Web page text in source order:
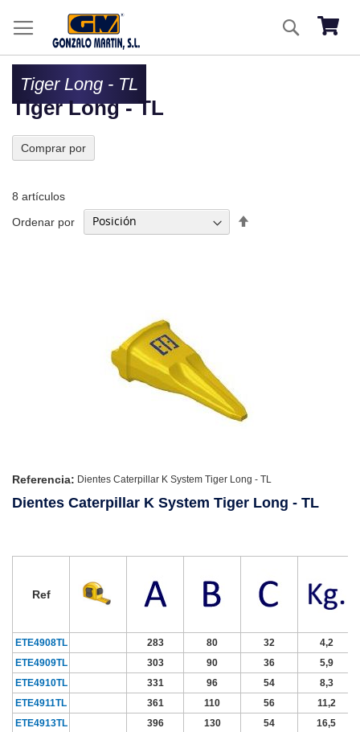
Mi
Buscar
Tiger Long - TL
Tiger Long - TL
8 artículos
Ordenar por
Referencia: Dientes Caterpillar K System Tiger Long - TL
Dientes Caterpillar K System Tiger Long - TL
Ref
ETE4908TL 283 80 32 4,2
ETE4909TL
303 90 36 5,9
ETE4910TL
331 96 54 8,3
ETE4911TL
361 110 56 11,2
ETE4913TL
396 130 54
16,5
Comprar por